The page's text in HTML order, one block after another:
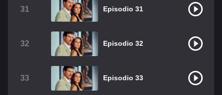
31 Episodio 31
32 Episodio 32
33 Episodio 33